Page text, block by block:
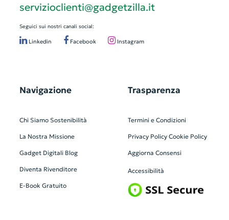
servizioclienti@gadgetzilla.it
Seguici sui nostri canali social:
Linkedin Facebook Instagram
Navigazione
Chi Siamo Sostenibilità
La Nostra Missione
Gadget Digitali Blog
Diventa Rivenditore
E-Book Gratuito
Trasparenza
Termini e Condizioni
Privacy Policy Cookie Policy
Aggiorna Consensi
Accessibilità